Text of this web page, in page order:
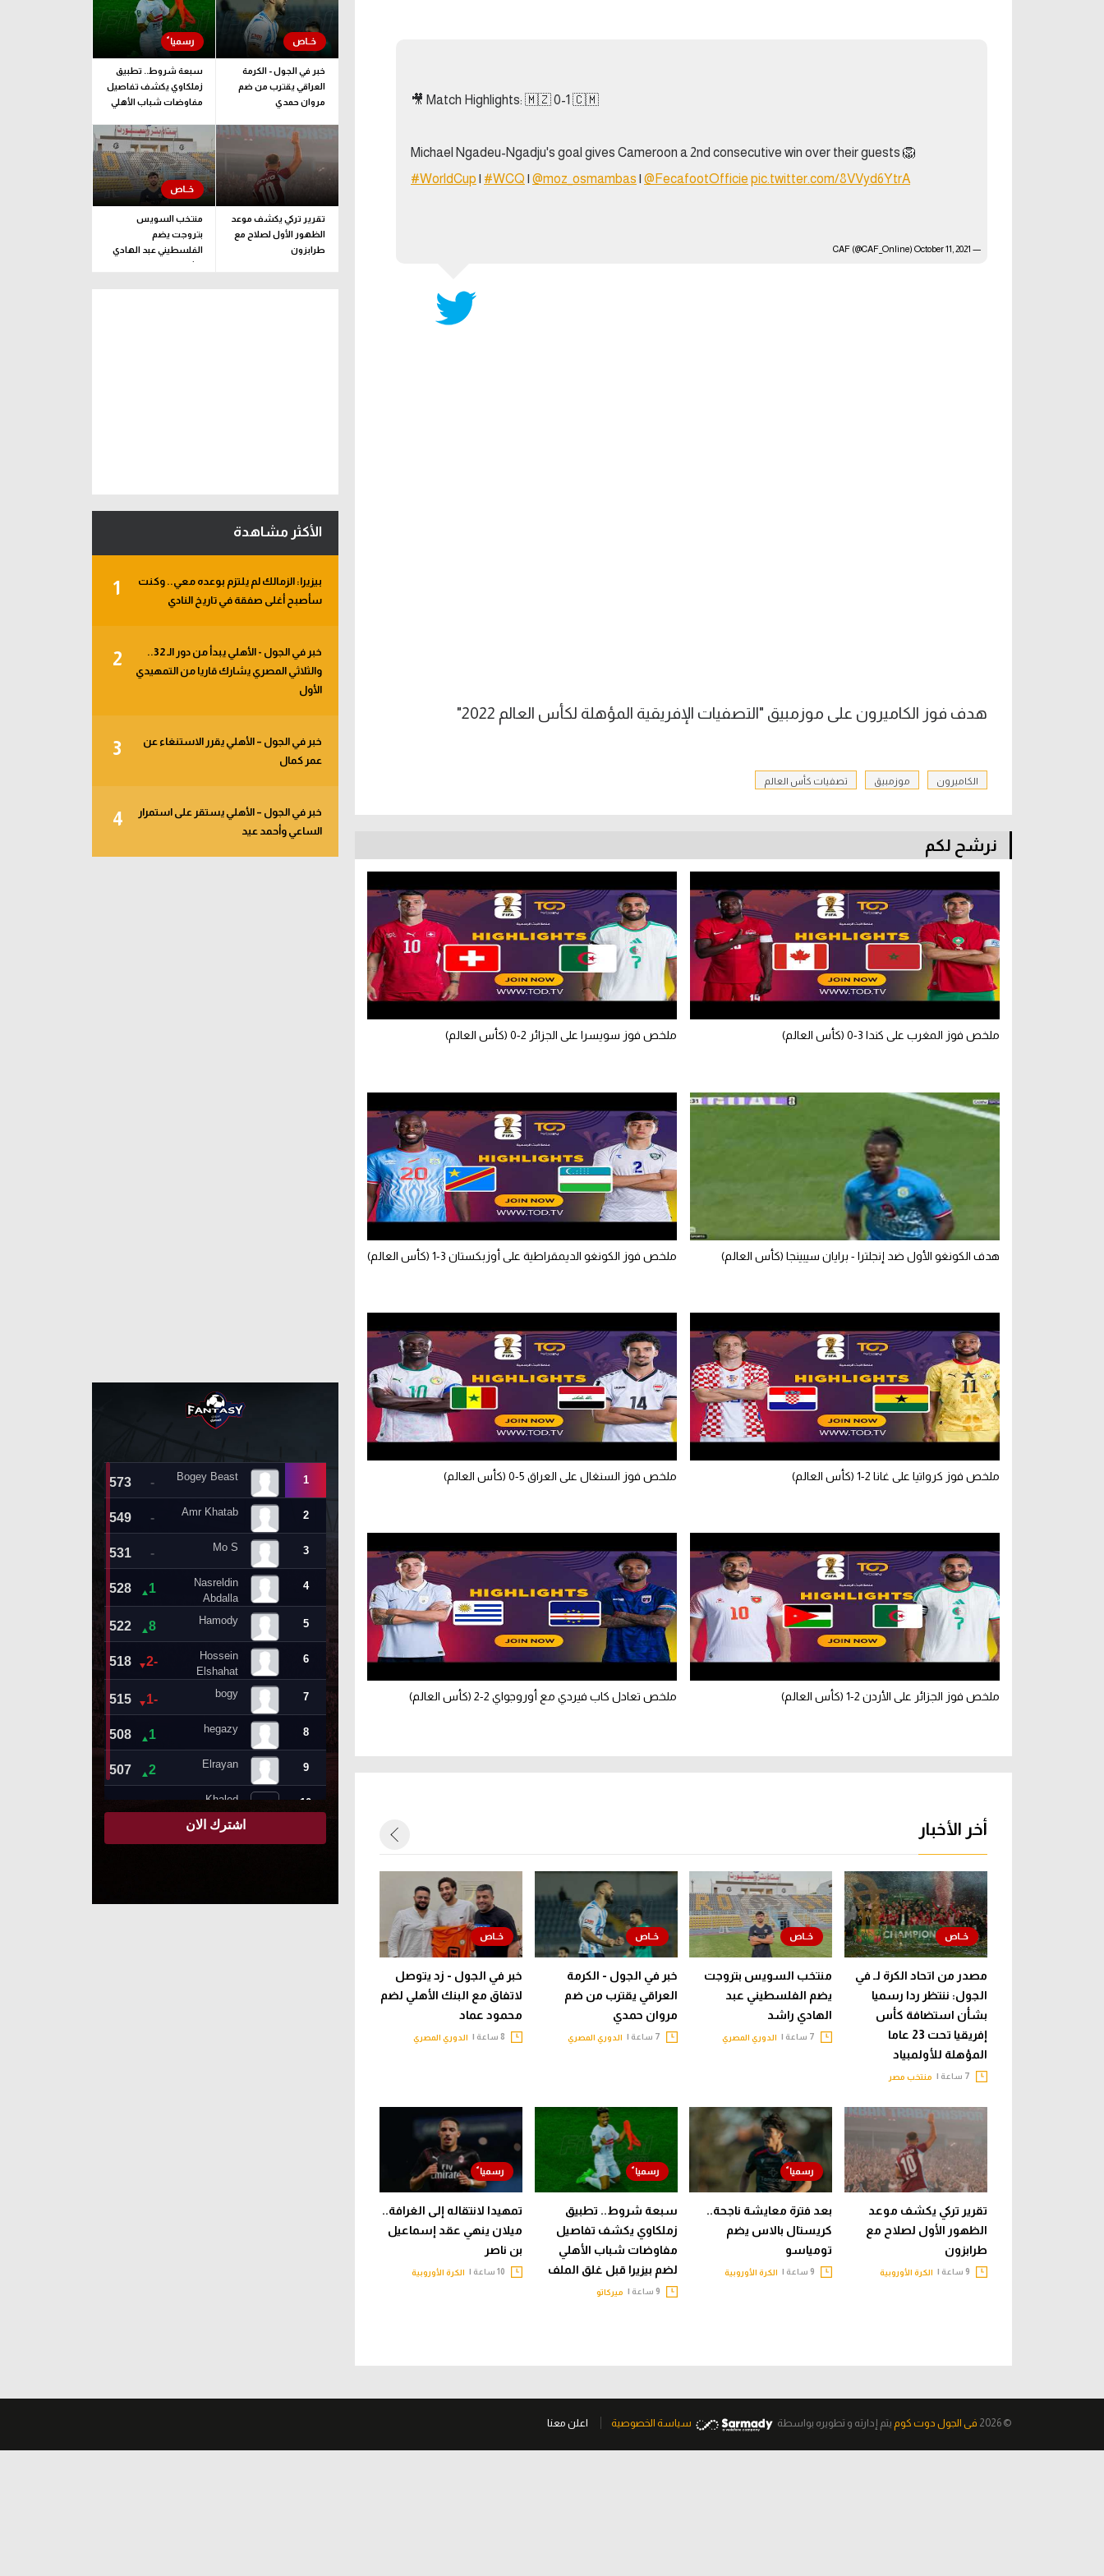
🎥 Match Highlights: 🇲🇿 0-1 🇨🇲
Michael Ngadeu-Ngadju's goal gives Cameroon a 2nd consecutive win over their guests 🦁
#WorldCup | #WCQ | @moz_osmambas | @FecafootOfficie pic.twitter.com/8VVyd6YtrA
— CAF (@CAF_Online)
October 11, 2021
هدف فوز الكاميرون على موزمبيق "التصفيات الإفريقية المؤهلة لكأس العالم 2022"
الكاميرون موزمبيق تصفيات كأس العالم
نرشح لكم
ملخص فوز المغرب على كندا 3-0 (كأس العالم) ملخص فوز سويسرا على الجزائر 2-0 (كأس العالم)
هدف الكونغو الأول ضد إنجلترا - برايان سيبينجا (كأس العالم) ملخص فوز الكونغو الديمقراطية على أوزبكستان 3-1 (كأس العالم)
ملخص فوز كرواتيا على غانا 2-1 (كأس العالم) ملخص فوز السنغال على العراق 5-0 (كأس العالم)
ملخص فوز الجزائر على الأردن 2-1 (كأس العالم) ملخص تعادل كاب فيردي مع أوروجواي 2-2 (كأس العالم)
أخر الأخبار
مصدر من اتحاد الكرة لـ في
الجول: ننتظر ردا رسميا
بشأن استضافة كأس
إفريقيا تحت 23 عاما
المؤهلة للأولمبياد
منتخب مصر
منتخب السويس بتروجت
يضم الفلسطيني عبد
الهادي راشد
الدوري المصري
خبر في الجول - الكرمة
العراقي يقترب من ضم
مروان حمدي
الدوري المصري
خبر في الجول - زد يتوصل
لاتفاق مع البنك الأهلي لضم
محمود عماد
الدوري المصري
تقرير تركي يكشف موعد
الظهور الأول لصلاح مع
طرابزون
الكرة الأوروبية
بعد فترة معايشة ناجحة..
كريستال بالاس يضم
تومياسو
الكرة الأوروبية
سبعة شروط.. تطبيق
زملكاوي يكشف تفاصيل
مفاوضات شباب الأهلي
لضم بيزيرا قبل غلق الملف
ميركاتو
تمهيدا لانتقاله إلى الغرافة..
ميلان ينهي عقد إسماعيل
بن ناصر
الكرة الأوروبية
خبر في الجول - الكرمة
العراقي يقترب من ضم
مروان حمدي
سبعة شروط.. تطبيق
زملكاوي يكشف تفاصيل
مفاوضات شباب الأهلي
تقرير تركي يكشف موعد
الظهور الأول لصلاح مع
طرابزون
منتخب السويس
بتروجت يضم
الفلسطيني عبد الهادي
راشد
الأكثر مشاهدة
1
بيزيرا: الزمالك لم يلتزم بوعده معي.. وكنت
سأصبح أغلى صفقة في تاريخ النادي
2
خبر في الجول - الأهلي يبدأ من دور الـ 32..
والثلاثي المصري يشارك قاريا من التمهيدي
الأول
3
خبر في الجول – الأهلي يقرر الاستنغاء عن
عمر كمال
4
خبر في الجول – الأهلي يستقر على استمرار
الساعي وأحمد عيد
© 2026 فى الجول دوت كوم يتم إدارته و تطويره بواسطة سياسة الخصوصية اعلن معنا